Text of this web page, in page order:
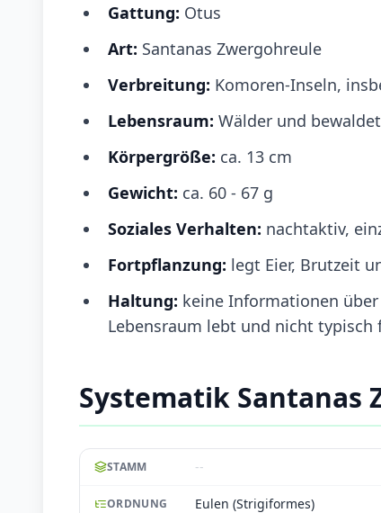
Gattung: Otus
Art: Santanas Zwergohreule
Verbreitung: Komoren-Inseln,
Lebensraum: Wälder und
Körpergröße: ca. 13 cm
Gewicht: ca. 60 - 67 g
Soziales Verhalten: nachtaktiv,
Fortpflanzung: legt Eier, Brutzeit
Haltung: keine Informationen
Lebensraum lebt und nicht
Systematik Santanas
STAMM --
ORDNUNG Eulen (Strigiformes)